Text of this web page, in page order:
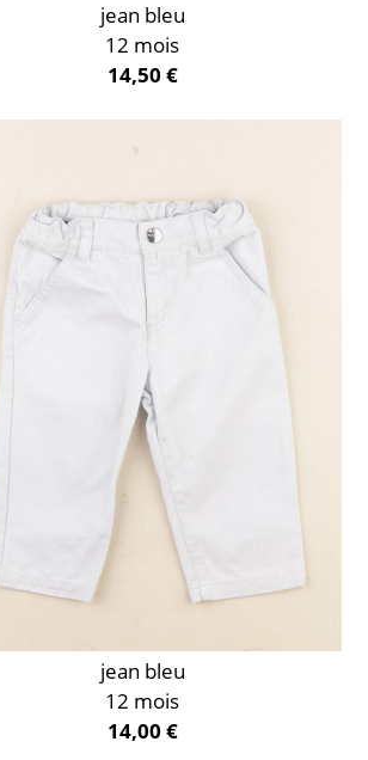
jean bleu
12 mois
14,50 €
jean bleu
12 mois
14,00 €